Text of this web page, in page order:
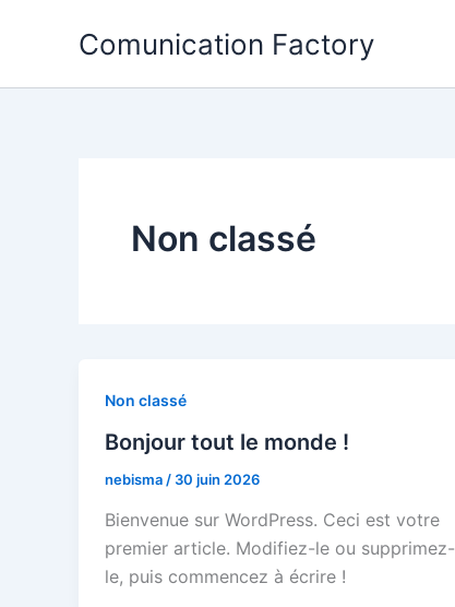
Comunication Factory
Non classé
Non classé
Bonjour tout le monde !
nebisma / 30 juin 2026
Bienvenue sur WordPress. Ceci est votre
premier article. Modifiez-le ou supprimez-
le, puis commencez à écrire !